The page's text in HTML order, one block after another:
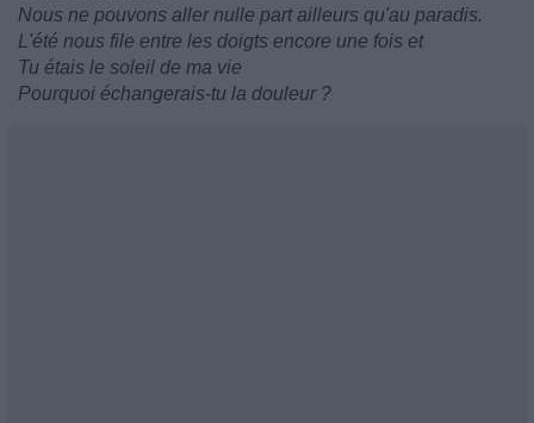
Nous ne pouvons aller nulle part ailleurs qu'au paradis.
L'été nous file entre les doigts encore une fois et
Tu étais le soleil de ma vie
Pourquoi échangerais-tu la douleur ?